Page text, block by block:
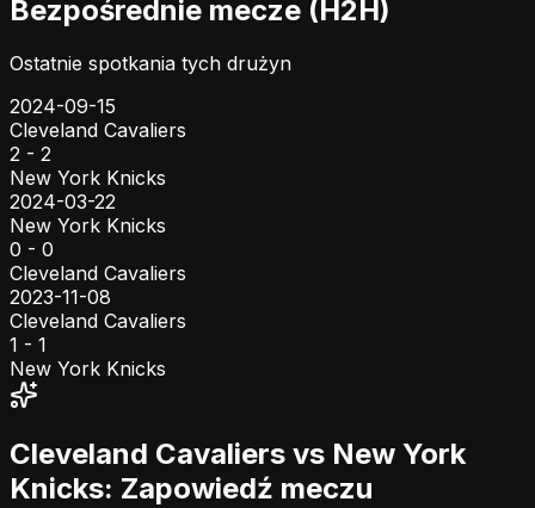
Bezpośrednie mecze (H2H)
Ostatnie spotkania tych drużyn
2024-09-15
Cleveland Cavaliers
2 - 2
New York Knicks
2024-03-22
New York Knicks
0 - 0
Cleveland Cavaliers
2023-11-08
Cleveland Cavaliers
1 - 1
New York Knicks
Cleveland Cavaliers vs New York
Knicks: Zapowiedź meczu